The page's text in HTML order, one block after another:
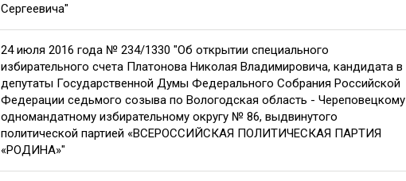
Сергеевича"
24 июля 2016 года № 234/1330 "Об открытии специального
избирательного счета Платонова Николая Владимировича, кандидата в
депутаты Государственной Думы Федерального Собрания Российской
Федерации седьмого созыва по Вологодская область - Череповецкому
одномандатному избирательному округу № 86, выдвинутого
политической партией «ВСЕРОССИЙСКАЯ ПОЛИТИЧЕСКАЯ ПАРТИЯ
«РОДИНА»"